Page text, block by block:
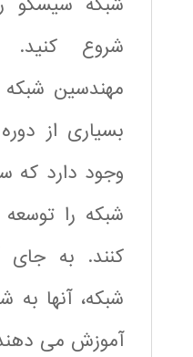
شروع کنید.
مهندسین
بسیاری از
وجود دارد که
شبکه را توسعه
کنند. به جای
شبکه، آنها به
آموزش می